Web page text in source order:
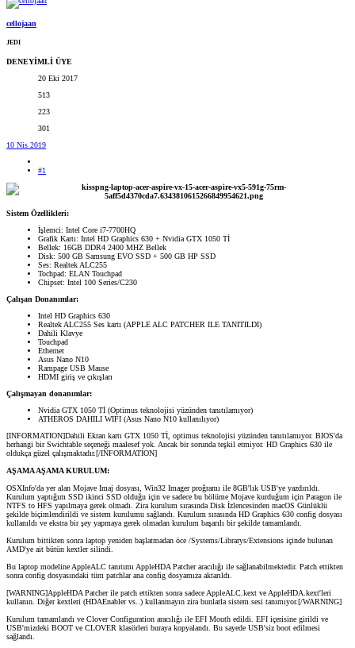
cellojaan
JEDI
DENEYİMLİ ÜYE
20 Eki 2017
513
223
301
10 Nis 2019
#1
Sistem Özellikleri:
İşlemci: Intel Core i7-7700HQ
Grafik Kartı: Intel HD Graphics 630 + Nvidia GTX 1050 Tİ
Bellek: 16GB DDR4 2400 MHZ Bellek
Disk: 500 GB Samsung EVO SSD + 500 GB HP SSD
Ses: Realtek ALC255
Tochpad: ELAN Touchpad
Chipset: Intel 100 Series/C230
Çalışan Donanımlar:
Intel HD Graphics 630
Realtek ALC255 Ses kartı (APPLE ALC PATCHER ILE TANITILDI)
Dahili Klavye
Touchpad
Ethernet
Asus Nano N10
Rampage USB Mause
HDMI giriş ve çıkışları
Çalışmayan donanımlar:
Nvidia GTX 1050 Tİ (Optimus teknolojisi yüzünden tanıtılamıyor)
ATHEROS DAHILI WIFI (Asus Nano N10 kullanılıyor)
[INFORMATION]Dahili Ekran kartı GTX 1050 Tİ, optimus teknolojisi yüzünden tanıtılamıyor. BIOS'da
herhangi bir Swichtable seçeneği maalesef yok. Ancak bir sorunda teşkil etmiyor. HD Graphics 630 ile
oldukça güzel çalışmaktadır.[/INFORMATION]
AŞAMA AŞAMA KURULUM:
OSXInfo'da yer alan Mojave Imaj dosyası, Win32 Imager proğramı ile 8GB'lık USB'ye yazdırıldı.
Kurulum yaptığım SSD ikinci SSD olduğu için ve sadece bu bölüme Mojave kurduğum için Paragon ile
NTFS to HFS yapılmaya gerek olmadı. Zira kurulum sırasında Disk İzlencesinden macOS Günlüklü
şekilde biçimlendirildi ve sistem kurulumu sağlandı. Kurulum sırasında HD Graphics 630 config dosyası
kullanıldı ve ekstra bir şey yapmaya gerek olmadan kurulum başarılı bir şekilde tamamlandı.
Kurulum bittikten sonra laptop yeniden başlatmadan öce /Systems/Librarys/Extensions içinde bulunan
AMD'ye ait bütün kextler silindi.
Bu laptop modeline AppleALC tanıtımı AppleHDA Patcher aracılığı ile sağlanabilmektedir. Patch ettikten
sonra config dosyasındaki tüm patchlar ana config dosyamıza aktarıldı.
[WARNING]AppleHDA Patcher ile patch ettikten sonra sadece AppleALC.kext ve AppleHDA.kext'leri
kullanın. Diğer kextleri (HDAEnabler vs..) kullanmayın zira bunlarla sistem sesi tanımıyor.[/WARNING]
Kurulum tamamlandı ve Clover Configuration aracılığı ile EFI Mouth edildi. EFI içerisine girildi ve
USB'mizdeki BOOT ve CLOVER klasörleri buraya kopyalandı. Bu sayede USB'siz boot edilmesi
sağlandı.